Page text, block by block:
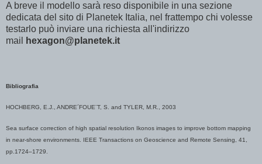
A breve il modello sarà reso disponibile in una sezione
dedicata del sito di Planetek Italia, nel frattempo chi volesse
testarlo può inviare una richiesta all'indirizzo
mail
hexagon@planetek.it
Bibliografia
HOCHBERG, E.J., ANDRE´FOUE¨T, S. and TYLER, M.R., 2003
Sea surface correction of high spatial resolution Ikonos images to improve bottom mapping
in near-shore environments. IEEE Transactions on Geoscience and Remote Sensing, 41,
pp.1724–1729.